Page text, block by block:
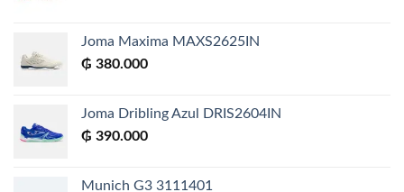
era:
es:
Joma Maxima MAXS2625IN
₲ 380.000
Joma Dribling Azul DRIS2604IN
₲ 390.000
Munich G3 3111401